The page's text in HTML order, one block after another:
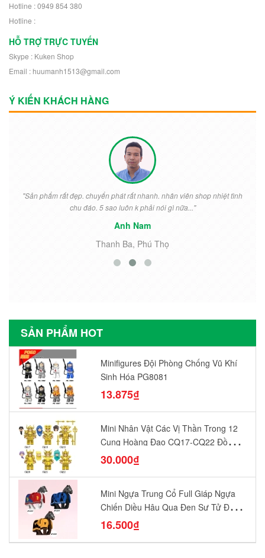
Hotline : 0949 854 380
Hotline :
HỖ TRỢ TRỰC TUYẾN
Skype : Kuken Shop
Email : huumanh1513@gmail.com
Ý KIẾN KHÁCH HÀNG
"Sản phẩm rất đẹp. chuyển phát rất nhanh. nhân viên shop nhiệt tình
chu đáo. 5 sao luôn k phải nói gì nữa..."
Anh Nam
Thanh Ba, Phú Thọ
SẢN PHẨM HOT
Minifigures Đội Phòng Chống Vũ Khí
Sinh Hóa PG8081
13.875₫
Mini Nhân Vật Các Vị Thần Trong 12
Cung Hoàng Đạo CQ17-CQ22 Đồ
Chơi Lắp Ráp Mô Hình Yêu Thích
30.000₫
Mini Ngựa Trung Cổ Full Giáp Ngựa
Chiến Diều Hâu Quạ Đen Sư Tử Đỏ
N1003 - N1005 Đồ Chơi Lắp Ráp Mô
16.500₫